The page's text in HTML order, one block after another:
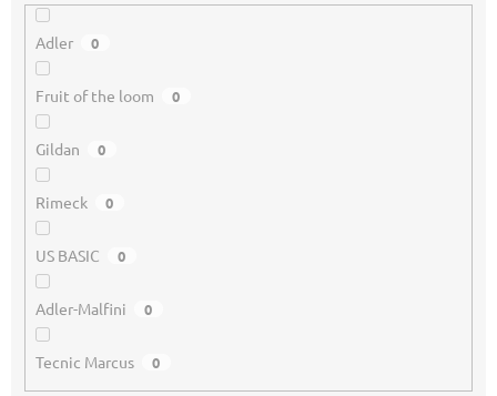
Adler 0
Fruit of the loom 0
Gildan 0
Rimeck 0
US BASIC 0
Adler-Malfini 0
Tecnic Marcus 0